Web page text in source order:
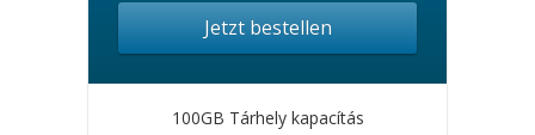
Jetzt bestellen
100GB Tárhely kapacítás